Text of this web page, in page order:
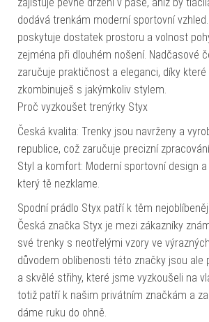
dodává trenkám moderní sportovní
poskytuje dostatek prostoru a volnost
zejména při dlouhém nošení. Nadčasové
zaručuje praktičnost a eleganci, díky
zkombinuješ s jakýmkoliv stylem.
Proč vyzkoušet trenýrky Styx
Česká kvalita: Trenky jsou navrženy a
republice, což zaručuje precizní
Styl a komfort: Moderní sportovní design
který tě nezklame.
Spodní prádlo Styx patří k těm
Česká značka Styx je mezi zákazníky
své trenky s neotřelými vzory ve
důvodem oblíbenosti této značky jsou ale
a skvělé střihy, které jsme vyzkoušeli na
totiž patří k našim privátním značkám a
dáme ruku do ohně.